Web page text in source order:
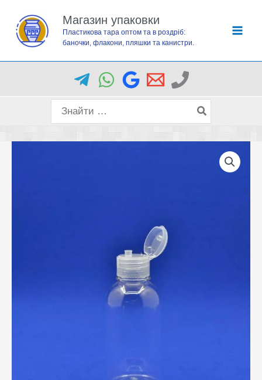
вмісту
Магазин упаковки
Пластикова тара оптом та в роздріб:
баночки, флакони, пляшки та канистри.
Пошук
для: